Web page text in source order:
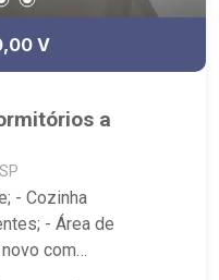
V
a
- Cozinha
de